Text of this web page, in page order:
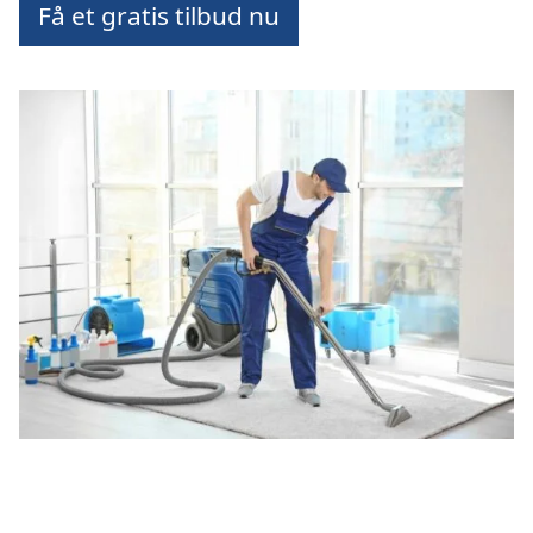
Få et gratis tilbud nu